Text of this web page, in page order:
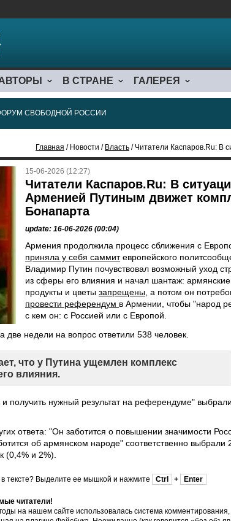
В СТРАНЕ ГАЛЕРЕЯ
СВОБОДНОЙ РОССИИ
Главная / Новости / Власть / Читатели Каспаров.Ru: В
15-06-2026 (12:27)
Читатели Каспаров.Ru: В
Арменией Путиным движет
Бонапарта
update: 16-06-2026 (00:04)
Армения продолжила процесс сближения с
приняла у себя саммитевропейского
Владимир Путин почувствовал возможный уход
из сферы его влияния и начал шантаж: армянские
продукты и цветы запрещены, а потом он
провести референдум в Армении, чтобы "народ
с кем он: с Россией или с Европой.
недели на вопрос ответили 538 человек.
что у Путина ущемлен комплекс
влияния.
получить нужный результат на референдуме"
ответа: "Он заботится о повышении значимости
об армянском народе" соответственно выбрали
(0,4% и 2%).
тексте? Выделите ее мышкой и нажмите Ctrl + Enter
читатели!
на нашем сайте использовалась система комментирования,